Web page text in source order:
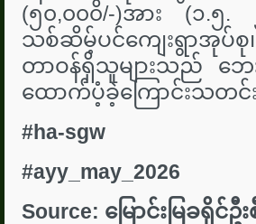
(၅၀,၀၀၀ိ/-)အား (၁.၅
သစ်ဆိမ့်ပင်ကျေးရွာအုပ်စု၊
တာဝန်ရှိသူများသည် ဘ
ထောက်ပံ့ခဲ့ကြောင်းသတင်
#ha-sgw
#ayy_may_2026
Source: မြောင်းမြခရိုင်ဦး